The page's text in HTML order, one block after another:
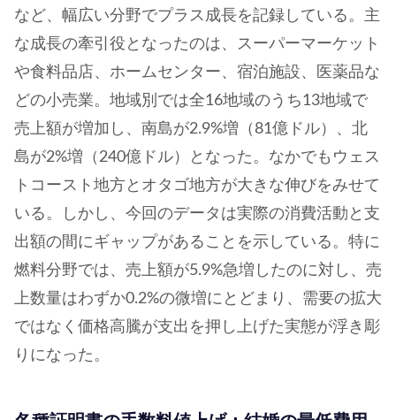
など、幅広い分野でプラス成長を記録している。主
な成長の牽引役となったのは、スーパーマーケット
や食料品店、ホームセンター、宿泊施設、医薬品な
どの小売業。地域別では全16地域のうち13地域で
売上額が増加し、南島が2.9%増（81億ドル）、北
島が2%増（240億ドル）となった。なかでもウェス
トコースト地方とオタゴ地方が大きな伸びをみせて
いる。しかし、今回のデータは実際の消費活動と支
出額の間にギャップがあることを示している。特に
燃料分野では、売上額が5.9%急増したのに対し、売
上数量はわずか0.2%の微増にとどまり、需要の拡大
ではなく価格高騰が支出を押し上げた実態が浮き彫
りになった。